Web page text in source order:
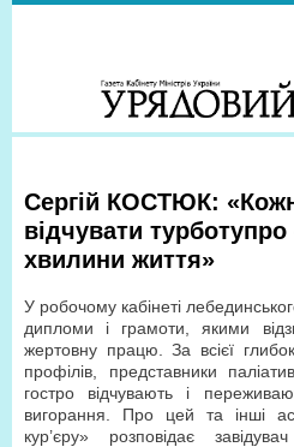
Сергій КОСТЮК:
відчувати
хвилини життя»
У робочому кабінеті
дипломи і грамоти, якими
жертовну працю. За всієї
профілів, представники
гостро відчувають і
вигорання. Про цей та інші
кур’єру» розповідає